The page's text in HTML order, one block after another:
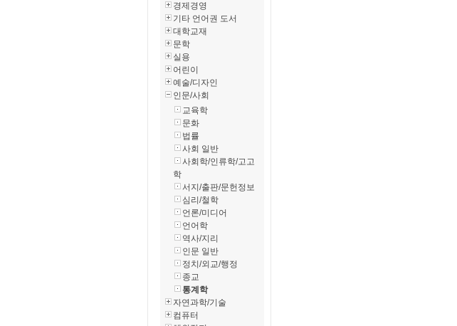
경제경영
기타 언어권 도서
대학교재
문학
실용
어린이
예술/디자인
인문/사회
교육학
문화
법률
사회 일반
사회학/인류학/고고
학
서지/출판/문헌정보
심리/철학
언론/미디어
언어학
역사/지리
인문 일반
정치/외교/행정
종교
통계학
자연과학/기술
컴퓨터